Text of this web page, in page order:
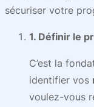
sécuriser votre
1. Définir le
C’est la
identifier vos
voulez-vous